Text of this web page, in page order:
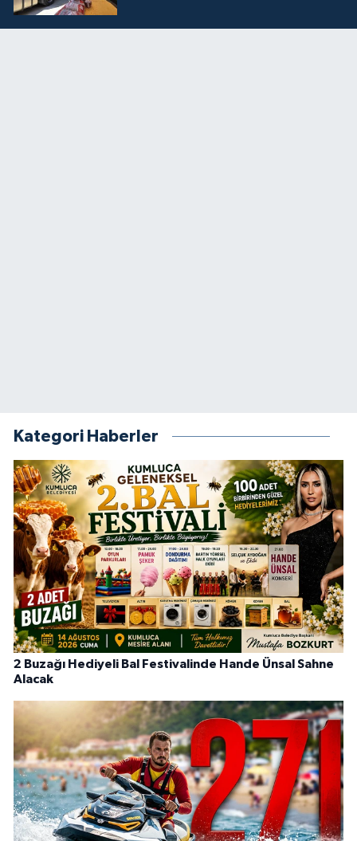
Kategori Haberler
2 Buzağı Hediyeli Bal Festivalinde Hande Ünsal Sahne
Alacak